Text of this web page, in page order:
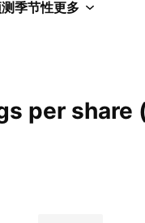
季节性更多
per share